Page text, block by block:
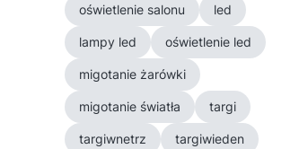
oświetlenie salonu led
lampy led oświetlenie led
migotanie żarówki
migotanie światła targi
targiwnetrz targiwieden